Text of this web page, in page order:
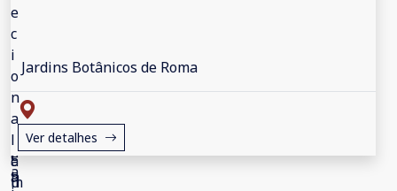
Jardins Botânicos de Roma
Ver detalhes